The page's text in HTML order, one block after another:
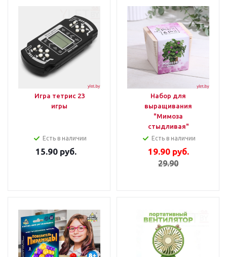
Игра тетрис 23
игры
Есть в наличии
15.90руб.
Набор для
выращивания
"Мимоза
стыдливая"
Есть в наличии
19.90руб.
29.90